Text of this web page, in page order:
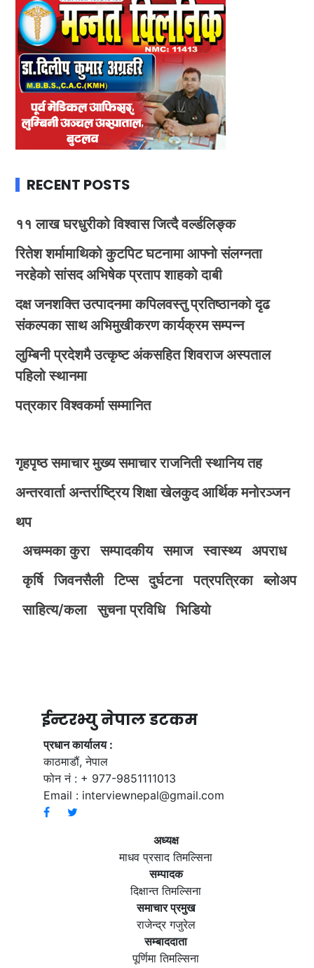
RECENT POSTS
११ लाख घरधुरीको विश्वास जित्दै वर्ल्डलिङ्क
रितेश शर्मामाथिको कुटपिट घटनामा आफ्नो संलग्नता
नरहेको सांसद अभिषेक प्रताप शाहको दाबी
दक्ष जनशक्ति उत्पादनमा कपिलवस्तु प्रतिष्ठानको दृढ
संकल्पका साथ अभिमुखीकरण कार्यक्रम सम्पन्न
लुम्बिनी प्रदेशमै उत्कृष्ट अंकसहित शिवराज अस्पताल
पहिलो स्थानमा
पत्रकार विश्वकर्मा सम्मानित
गृहपृष्ठ समाचार मुख्य समाचार राजनिती स्थानिय तह
अन्तरवार्ता अन्तर्राष्ट्रिय शिक्षा खेलकुद आर्थिक मनोरञ्जन
थप
अचम्मका कुरा
सम्पादकीय समाज स्वास्थ्य
अपराध
कृर्षि
जिवनसैली टिप्स दुर्घटना पत्रपत्रिका
ब्लोअप
साहित्य/कला
सुचना प्रविधि भिडियाे
ईन्टरभ्यु नेपाल डटकम
प्रधान कार्यालय :
काठमाडौं, नेपाल
फोन नं : + 977-9851111013
Email : interviewnepal@gmail.com
अध्यक्ष
माधव प्रसाद तिमल्सिना
सम्पादक
दिक्षान्त तिमल्सिना
समाचार प्रमुख
राजेन्द्र गजुरेल
सम्बाददाता
पूर्णिमा तिमल्सिना